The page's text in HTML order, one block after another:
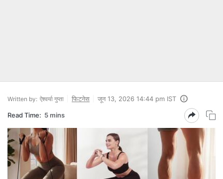
Written by: ऐश्वर्या गुप्ता फिटनेस जून 13, 2026 14:44 pm IST
Read Time: 5 mins